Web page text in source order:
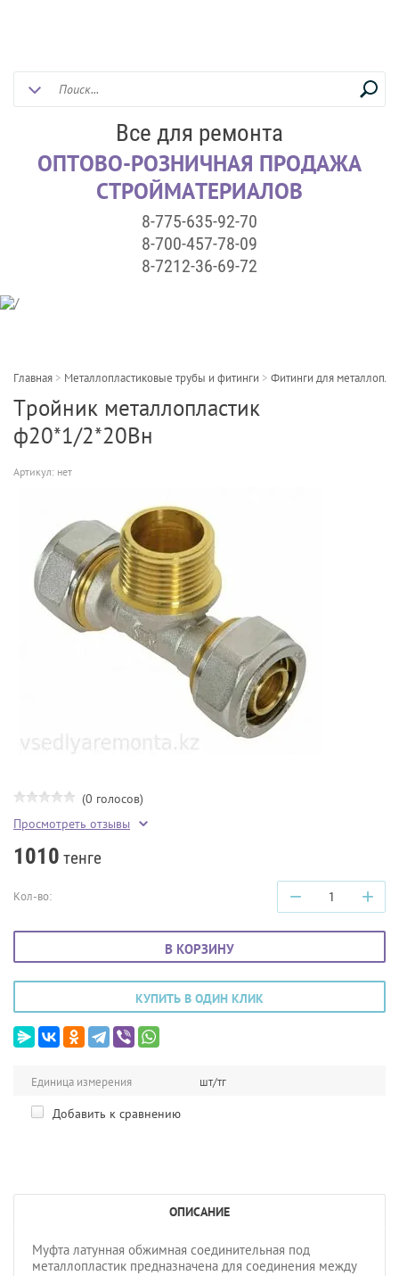
Все для ремонта
ОПТОВО-РОЗНИЧНАЯ ПРОДАЖА
СТРОЙМАТЕРИАЛОВ
8-775-635-92-70
8-700-457-78-09
8-7212-36-69-72
Главная > Металлопластиковые трубы и фитинги > Фитинги для
Тройник металлопластик
ф20*1/2*20Вн
Артикул: нет
(0 голосов)
Просмотреть отзывы
1010 тенге
Кол-во: − +
В КОРЗИНУ
КУПИТЬ В ОДИН КЛИК
Единица измерения шт/тг
Добавить к сравнению
ОПИСАНИЕ
Муфта латунная обжимная соединительная под
металлопластик предназначена для соединения между